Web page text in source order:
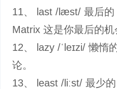
11、 last /læst/ 最后的
Matrix 这是你最后的机
12、 lazy /ˈleɪzi/ 懒惰
论。
13、 least /liːst/ 最少